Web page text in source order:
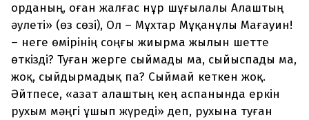
орданың, оған жалғас нұр шұғылалы Алаштың
әулеті» (өз сөзі), Ол – Мұхтар Мұқанұлы Мағауин!
– неге өмірінің соңғы жиырма жылын шетте
өткізді? Туған жерге сыймады ма, сыйыспады ма,
жоқ, сыйдырмадық па? Сыймай кеткен жоқ.
Әйтпесе, «азат алаштың кең аспанында еркін
рухым мәңгі ұшып жүреді» деп, рухына туған